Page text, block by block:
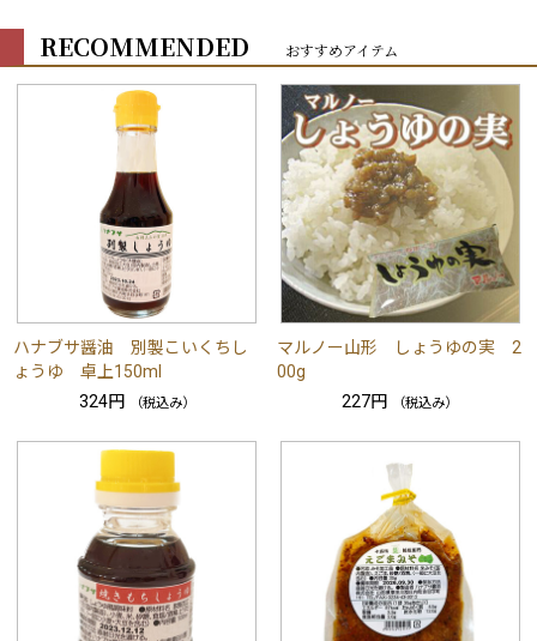
RECOMMENDED おすすめアイテム
ハナブサ醤油 別製こいくちし
ょうゆ 卓上150ml
324円
（税込み）
マルノー山形 しょうゆの実 2
00g
227円
（税込み）